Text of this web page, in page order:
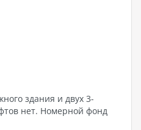
здания и двух 3-
нет. Номерной фонд